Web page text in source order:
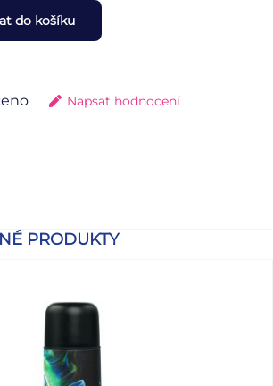
do košíku
Napsat hodnocení
PRODUKTY